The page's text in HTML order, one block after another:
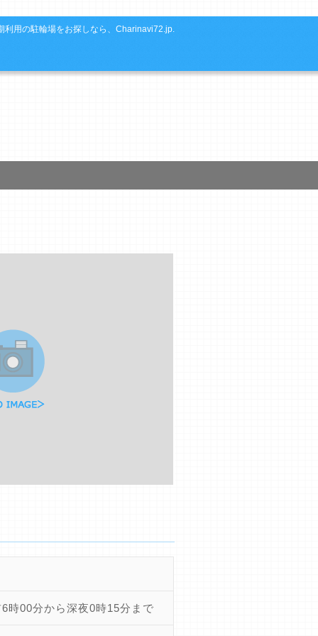
利用の駐輪場をお探しなら、Charinavi72.jp.
時00分から深夜0時15分まで